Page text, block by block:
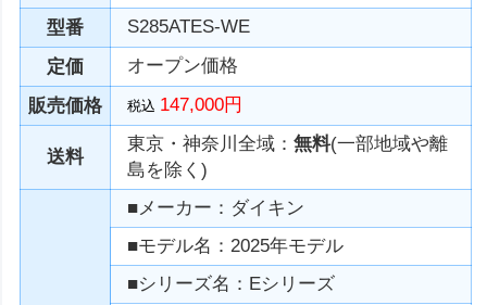
型番
S285ATES-WE
定価
オープン価格
販売価格
税込 147,000円
送料
東京・神奈川全域：無料(一部地域や離
島を除く)
■メーカー：ダイキン
■モデル名：2025年モデル
■シリーズ名：Eシリーズ